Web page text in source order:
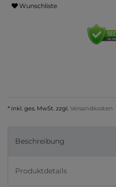
Wunschliste
* inkl. ges. MwSt. zzgl. Versandkosten
Beschreibung
Produktdetails